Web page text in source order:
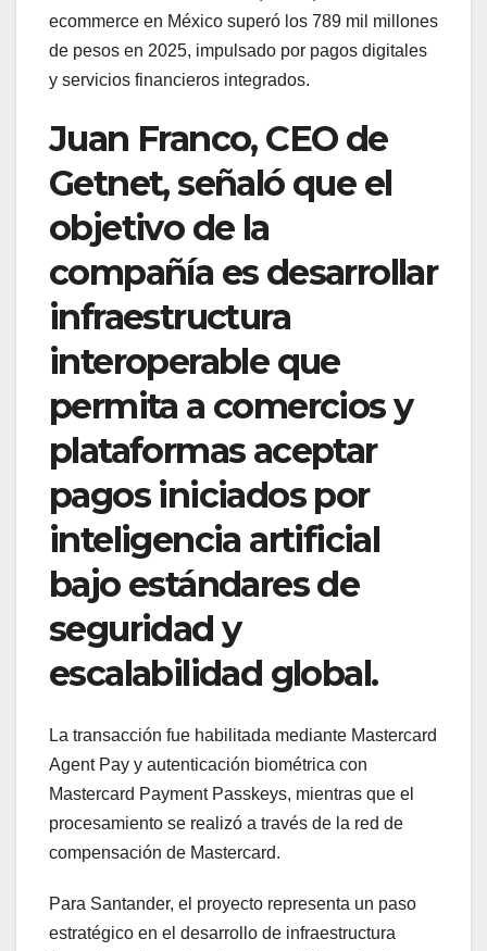
ecommerce en México superó los 789 mil millones
de pesos en 2025, impulsado por pagos digitales
y servicios financieros integrados.
Juan Franco, CEO de
Getnet, señaló que el
objetivo de la
compañía es desarrollar
infraestructura
interoperable que
permita a comercios y
plataformas aceptar
pagos iniciados por
inteligencia artificial
bajo estándares de
seguridad y
escalabilidad global.
La transacción fue habilitada mediante Mastercard
Agent Pay y autenticación biométrica con
Mastercard Payment Passkeys, mientras que el
procesamiento se realizó a través de la red de
compensación de Mastercard.
Para Santander, el proyecto representa un paso
estratégico en el desarrollo de infraestructura